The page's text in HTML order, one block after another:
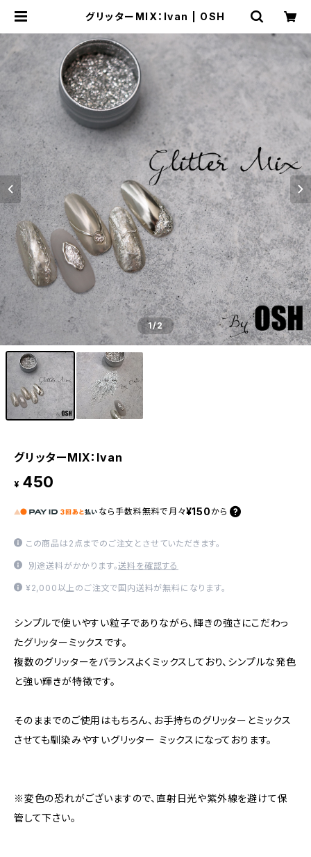
グリッターMIX：Ivan | OSH
1/2
グリッターMIX：Ivan
¥ 450
なら 手数料無料で 月々¥150 から
この商品は2点までのご注文とさせていただきます。
別途送料がかかります。送料を確認する
¥2,000以上のご注文で国内送料が無料になります。
シンプルで使いやすい粒子でありながら、輝きの強さにこだわっ
たグリッターミックスです。
複数のグリッターをバランスよくミックスしており、シンプルな発色
と強い輝きが特徴です。
そのままでのご使用はもちろん、お手持ちのグリッターとミックス
させても馴染みやすいグリッター ミックスになっております。
※変色の恐れがございますので、直射日光や紫外線を避けて保
管して下さい。